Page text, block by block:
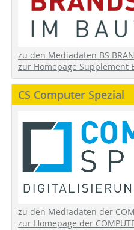
zu den Mediadaten BS
zur Homepage Supplement
CS Computer Spezial
zu den Mediadaten der
zur Homepage der